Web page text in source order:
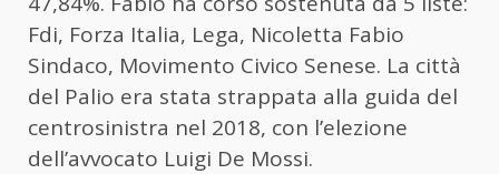
Fdi, Forza Italia, Lega, Nicoletta Fabio
Sindaco, Movimento Civico Senese. La città
del Palio era stata strappata alla guida del
centrosinistra nel 2018, con l’elezione
dell’avvocato Luigi De Mossi.